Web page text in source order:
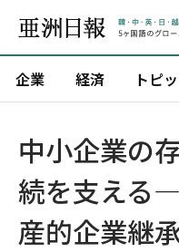
企業 経済 トピ
中小企業の
続を支える
産的企業継